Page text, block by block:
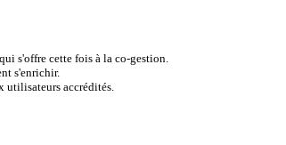
s'offre cette fois à la co-gestion.
s'enrichir.
utilisateurs accrédités.